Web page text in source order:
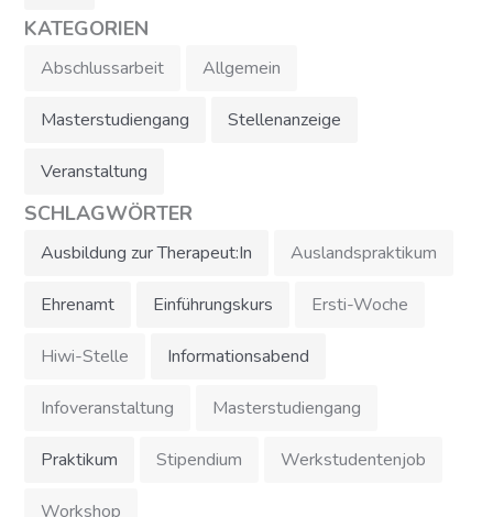
KATEGORIEN
Abschlussarbeit Allgemein
Masterstudiengang Stellenanzeige
Veranstaltung
SCHLAGWÖRTER
Ausbildung zur Therapeut:In Auslandspraktikum
Ehrenamt Einführungskurs Ersti-Woche
Hiwi-Stelle Informationsabend
Infoveranstaltung Masterstudiengang
Praktikum Stipendium Werkstudentenjob
Workshop